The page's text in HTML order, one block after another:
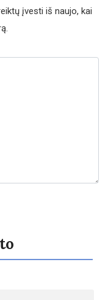
įvesti iš naujo, kai